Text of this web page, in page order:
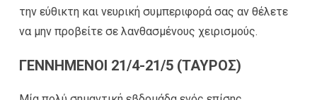
την εύθικτη και νευρική συμπεριφορά σας αν θέλετε
να μην προβείτε σε λανθασμένους χειρισμούς.
ΓΕΝΝΗΜΕΝΟΙ 21/4-21/5 (ΤΑΥΡΟΣ)